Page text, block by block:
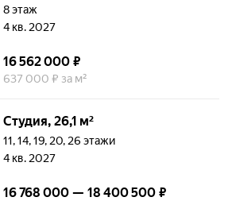
8 этаж
4 кв. 2027
16 562 000 ₽
637 000 ₽ за м²
Студия, 26,1 м²
11, 14, 19, 20, 26 этажи
4 кв. 2027
16 768 000 — 18 400 500 ₽